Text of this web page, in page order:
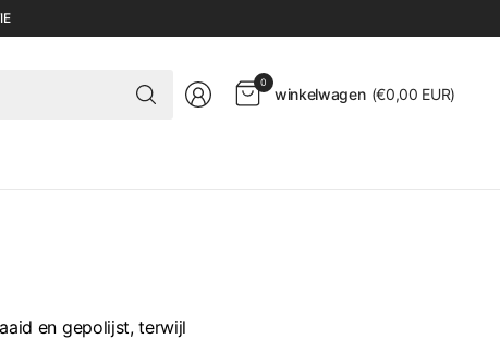
Zoek
nar
0
winkelwagen (€0,00 EUR)
en gepolijst, terwijl